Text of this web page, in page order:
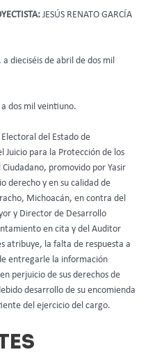
JESÚS RENATO GARCÍA
dieciséis de abril de dos mil
a dos mil veintiuno.
del Estado de
Juicio para la Protección de los
promovido por Yasir
derecho y en su calidad de
Michoacán, en contra del
y Director de Desarrollo
en cita y del Auditor
atribuye, la falta de respuesta a
entregarle la información
perjuicio de sus derechos de
desarrollo de su encomienda
del ejercicio del cargo.